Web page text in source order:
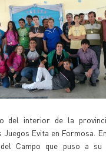
del interior de la
Juegos Evita en Formosa.
Campo que puso a su